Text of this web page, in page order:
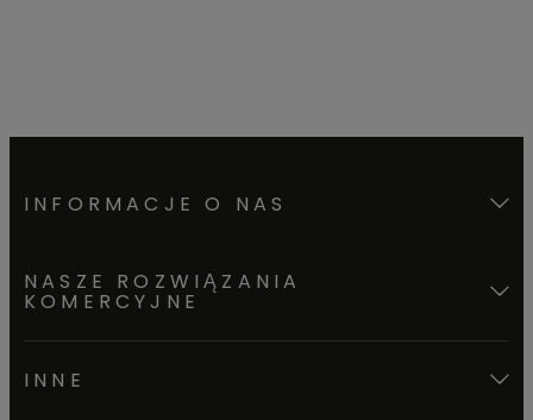
INFORMACJE O NAS
NASZE ROZWIĄZANIA
KOMERCYJNE
INNE